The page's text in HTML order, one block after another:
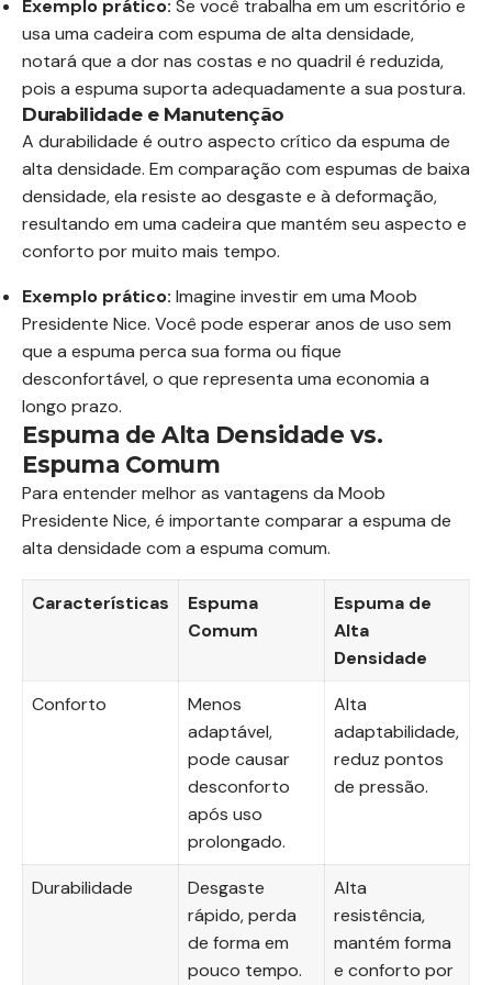
Exemplo prático: Se você trabalha em um escritório e
usa uma cadeira com espuma de alta densidade,
notará que a dor nas costas e no quadril é reduzida,
pois a espuma suporta adequadamente a sua postura.
Durabilidade e Manutenção
A durabilidade é outro aspecto crítico da espuma de
alta densidade. Em comparação com espumas de baixa
densidade, ela resiste ao desgaste e à deformação,
resultando em uma cadeira que mantém seu aspecto e
conforto por muito mais tempo.
Exemplo prático: Imagine investir em uma Moob
Presidente Nice. Você pode esperar anos de uso sem
que a espuma perca sua forma ou fique
desconfortável, o que representa uma economia a
longo prazo.
Espuma de Alta Densidade vs.
Espuma Comum
Para entender melhor as vantagens da Moob
Presidente Nice, é importante comparar a espuma de
alta densidade com a espuma comum.
Características
Espuma
Comum
Espuma de
Alta
Densidade
Conforto
Menos
adaptável,
pode causar
desconforto
após uso
prolongado.
Alta
adaptabilidade,
reduz pontos
de pressão.
Durabilidade
Desgaste
rápido, perda
de forma em
pouco tempo.
Alta
resistência,
mantém forma
e conforto por